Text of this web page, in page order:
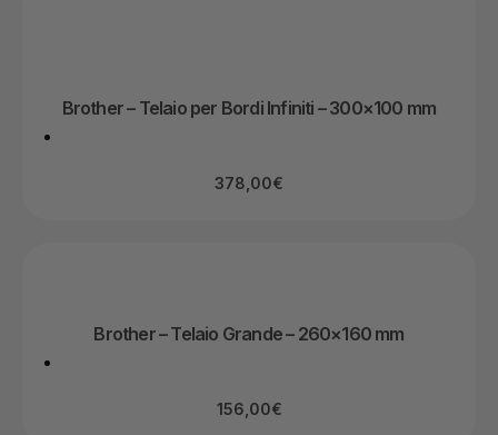
Brother – Telaio per Bordi Infiniti – 300×100 mm
378,00€
Brother – Telaio Grande – 260×160 mm
156,00€